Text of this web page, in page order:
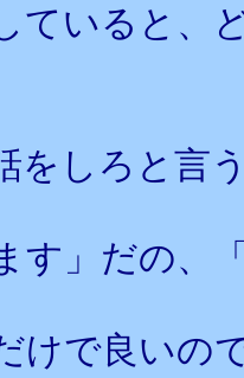
ていると、
をしろと言
す」だの、
けで良いの